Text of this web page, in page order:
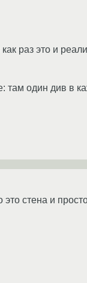
раз это и
там один див в
стена и